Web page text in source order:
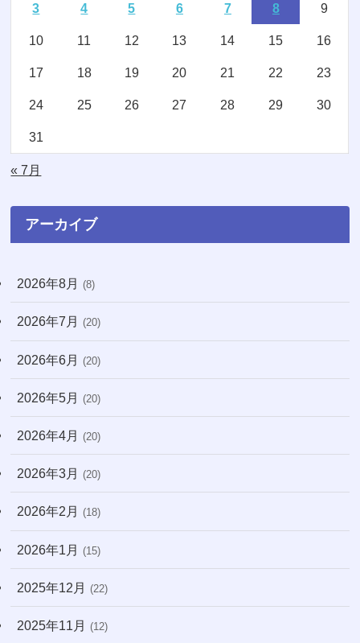
(2)
(11) (20)
3 4 5 6 7 8 9
10 11 12 13 14 15 16
17 18 19 20 21 22 23
24 25 26 27 28 29 30
31
« 7月
アーカイブ
2026年8月 (8)
2026年7月 (20)
2026年6月 (20)
2026年5月 (20)
2026年4月 (20)
2026年3月 (20)
2026年2月 (18)
2026年1月 (15)
2025年12月 (22)
2025年11月 (12)